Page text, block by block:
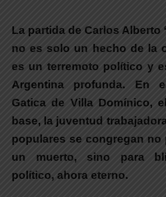
La partida de Carlos Alberto
no es solo un hecho de la
es un terremoto político y
Argentina profunda. En
Gatica de Villa Domínico,
base, la juventud
populares se congregan no
un muerto, sino para
político, ahora eterno.